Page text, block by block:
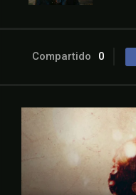
Compartido 0